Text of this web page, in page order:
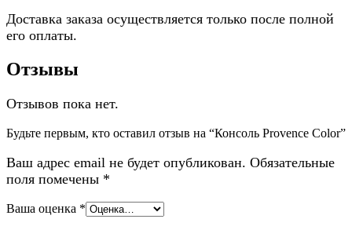
Доставка заказа осуществляется только после полной
его оплаты.
Отзывы
Отзывов пока нет.
Будьте первым, кто оставил отзыв на “Консоль Provence Color”
Ваш адрес email не будет опубликован. Обязательные
поля помечены *
Ваша оценка *